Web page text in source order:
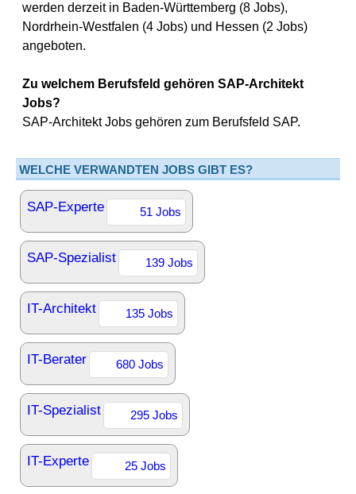
werden derzeit in Baden-Württemberg (8 Jobs),
Nordrhein-Westfalen (4 Jobs) und Hessen (2 Jobs)
angeboten.
Zu welchem Berufsfeld gehören SAP-Architekt
Jobs?
SAP-Architekt Jobs gehören zum Berufsfeld SAP.
WELCHE VERWANDTEN JOBS GIBT ES?
SAP-Experte 51 Jobs
SAP-Spezialist 139 Jobs
IT-Architekt 135 Jobs
IT-Berater 680 Jobs
IT-Spezialist 295 Jobs
IT-Experte 25 Jobs